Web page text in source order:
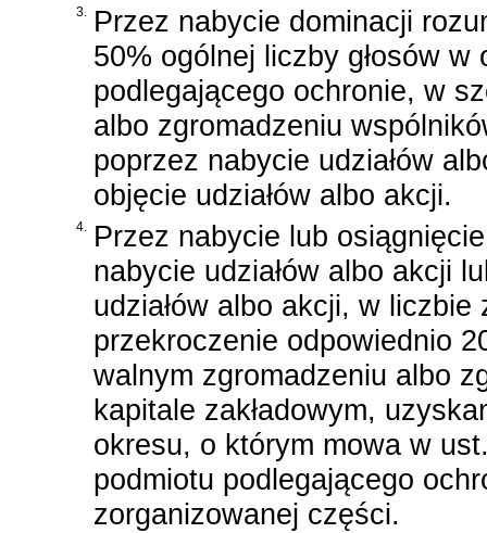
3. Przez nabycie dominacji
50% ogólnej liczby głosów
podlegającego ochronie, w
albo zgromadzeniu
poprzez nabycie udziałów
objęcie udziałów albo akcji.
4. Przez nabycie lub
nabycie udziałów albo akcji
udziałów albo akcji, w
przekroczenie odpowiednio
walnym zgromadzeniu albo
kapitale zakładowym,
okresu, o którym mowa w
podmiotu podlegającego
zorganizowanej części.